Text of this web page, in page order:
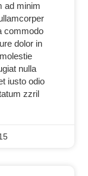
ad minim
commodo
dolor in
nulla
iusto odio
zzril